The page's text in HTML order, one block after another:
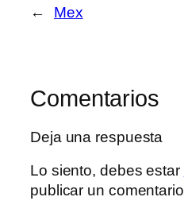
← Mex
Comentarios
Deja una respuesta
Lo siento, debes estar
publicar un